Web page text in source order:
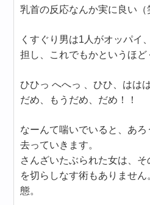
乳首の反応なんか実に良い（
くすぐり男は1人がオッパイ
担し、これでもかというほど
ひひっ へへっ 、ひひ、はは
だめ、もうだめ、だめ！！
なーんて喘いでいると、あ
去っていきます。
さんざいたぶられた女は、
を切らしなす術もありませ
態。